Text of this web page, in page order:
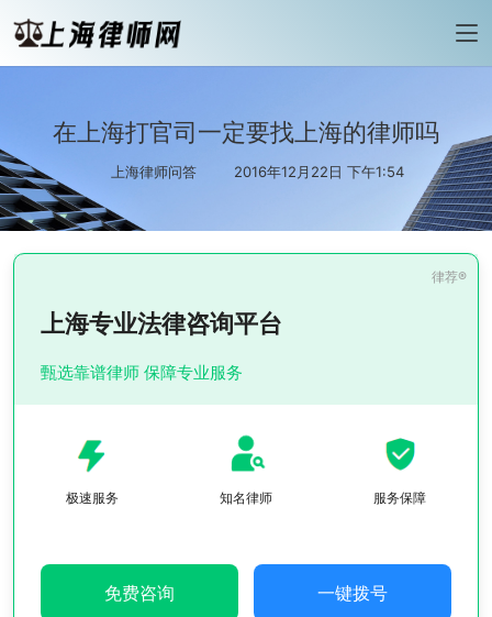
在上海打官司一定要找上海的律师吗
上海律师问答 2016年12月22日 下午1:54
上海专业法律咨询平台
甄选靠谱律师 保障专业服务
极速服务 知名律师 服务保障
免费咨询 一键拨号